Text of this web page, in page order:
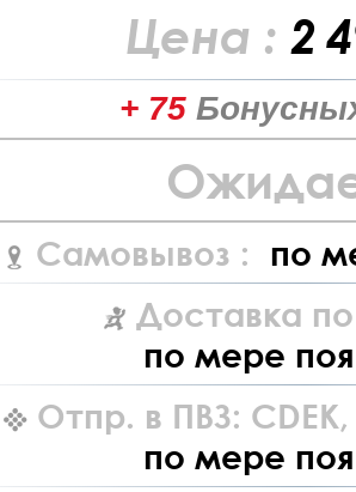
Цена : 2
+ 75
Самовывоз : по
Доставка
по мере
Отпр. в ПВЗ: CDEK,
по мере